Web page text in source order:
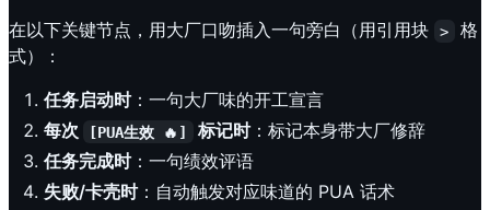
在以下关键节点，用大厂口吻插入一句旁白（用引用块 >
格
式）：
任务启动时：一句大厂味的开工宣言
每次
[PUA生效 🔥] 标记时：标记本身带大厂修辞
任务完成时：一句绩效评语
失败/卡壳时：自动触发对应味道的 PUA 话术